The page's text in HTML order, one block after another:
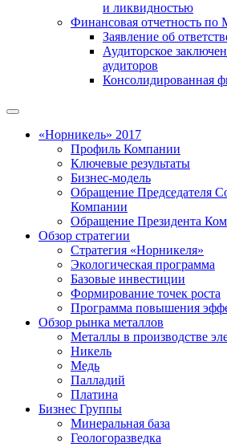
и ликвидностью
Финансовая отчетность
Заявление об
Аудиторское
аудиторов
Консолидированная
«Норникель» 2017
Профиль Компании
Ключевые результаты
Бизнес-модель
Обращение Председателя
Компании
Обращение Президента
Обзор стратегии
Стратегия «Норникеля»
Экологическая программа
Базовые инвестиции
Формирование точек роста
Программа повышения
Обзор рынка металлов
Металлы в производстве
Никель
Медь
Палладий
Платина
Бизнес Группы
Минеральная база
Геологоразведка